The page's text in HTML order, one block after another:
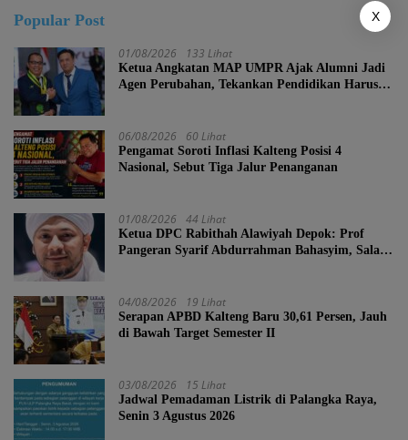
Popular Post
01/08/2026 133 Lihat
Ketua Angkatan MAP UMPR Ajak Alumni Jadi
Agen Perubahan, Tekankan Pendidikan Harus
06/08/2026 60 Lihat
Pengamat Soroti Inflasi Kalteng Posisi 4
Nasional, Sebut Tiga Jalur Penanganan
01/08/2026 44 Lihat
Ketua DPC Rabithah Alawiyah Depok: Prof
Pangeran Syarif Abdurrahman Bahasyim, Salah
04/08/2026 19 Lihat
Serapan APBD Kalteng Baru 30,61 Persen, Jauh
di Bawah Target Semester II
03/08/2026 15 Lihat
Jadwal Pemadaman Listrik di Palangka Raya,
Senin 3 Agustus 2026
X